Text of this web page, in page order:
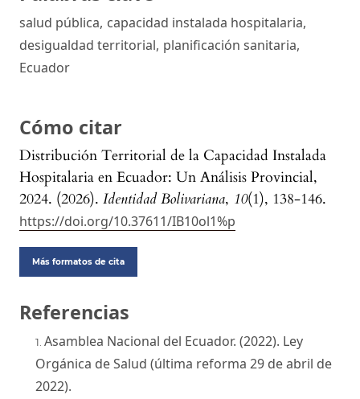
salud pública, capacidad instalada hospitalaria,
desigualdad territorial, planificación sanitaria,
Ecuador
Cómo citar
Distribución Territorial de la Capacidad Instalada
Hospitalaria en Ecuador: Un Análisis Provincial,
2024. (2026). Identidad Bolivariana, 10(1), 138-146.
https://doi.org/10.37611/IB10ol1%p
Más formatos de cita
Referencias
Asamblea Nacional del Ecuador. (2022). Ley
Orgánica de Salud (última reforma 29 de abril de
2022).